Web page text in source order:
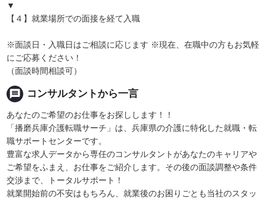
▼
【４】就業場所での面接を経て入職
※面談日・入職日はご相談に応じます ※現在、在職中の方もお気軽
にご応募ください！
（面談時間相談可）
message コンサルタントから一言
あなたのご希望のお仕事をお探しします！！
「播磨兵庫介護転職サーチ」は、兵庫県の介護に特化した就職・転
職サポートセンターです。
豊富な求人データから専任のコンサルタントがあなたのキャリアや
ご希望をふまえ、お仕事をご紹介します。その後の面談調整や条件
交渉まで、トータルサポート！
就業開始前の不安はもちろん、就業後のお困りごとも当社のスタッ